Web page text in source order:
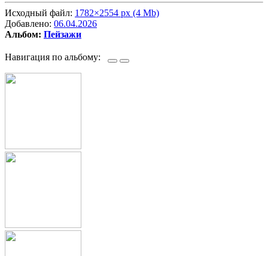
Исходный файл: 1782×2554 px (4 Mb)
Добавлено: 06.04.2026
Альбом: Пейзажи
Навигация по альбому: